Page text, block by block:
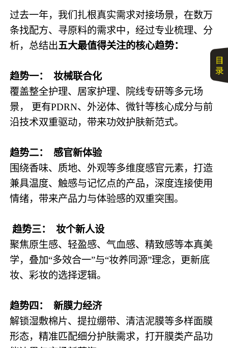
过去一年，我们扎根真实需求对接场景，在数万
条找配方、寻原料的需求中，经过专业梳理、分
析，总结出五大最值得关注的核心趋势：
趋势一： 妆械联合化
覆盖整全护理、居家护理、院线专研等多元场
景， 更有PDRN、外泌体、微针等核心成分与前
沿技术双重驱动，带来功效护肤新范式。
趋势二： 感官新体验
围绕香味、质地、外观等多维度感官元素，打造
兼具温度、触感与记忆点的产品，深度连接使用
情绪，带来产品力与体验感的双重突围。
趋势三： 妆个新人设
聚焦原生感、轻盈感、气血感、精致感等本真美
学，叠加“多效合一”与“妆养同源”理念，更新底
妆、彩妆的选择逻辑。
趋势四： 新膜力经济
解锁湿敷棉片、提拉绷带、清洁泥膜等多样面膜
形态，精准匹配细分护肤需求，打开膜类产品功